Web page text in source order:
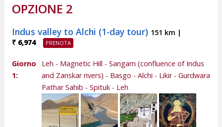
OPZIONE 2
Indus valley to Alchi (1-day tour) 151 km |
₹ 6,974
Giorno
1:
Leh - Magnetic Hill - Sangam (confluence of Indus
and Zanskar rivers) - Basgo - Alchi - Likir - Gurdwara
Pathar Sahib - Spituk - Leh